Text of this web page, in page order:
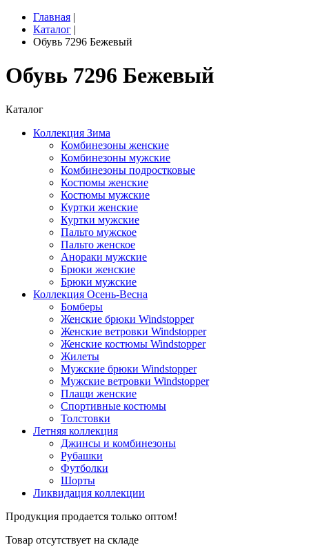
Главная |
Каталог |
Обувь 7296 Бежевый
Обувь 7296 Бежевый
Каталог
Коллекция Зима
Комбинезоны женские
Комбинезоны мужские
Комбинезоны подростковые
Костюмы женские
Костюмы мужские
Куртки женские
Куртки мужские
Пальто мужское
Пальто женское
Анораки мужские
Брюки женские
Брюки мужские
Коллекция Осень-Весна
Бомберы
Женские брюки Windstopper
Женские ветровки Windstopper
Женские костюмы Windstopper
Жилеты
Мужские брюки Windstopper
Мужские ветровки Windstopper
Плащи женские
Спортивные костюмы
Толстовки
Летняя коллекция
Джинсы и комбинезоны
Рубашки
Футболки
Шорты
Ликвидация коллекции
Продукция продается только оптом!
Товар отсутствует на складе